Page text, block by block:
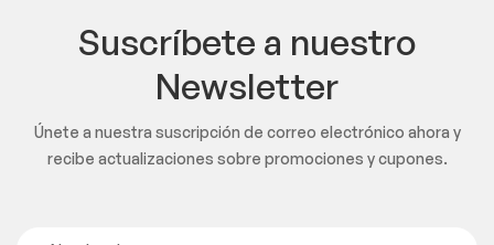
Suscríbete a nuestro
Newsletter
Únete a nuestra suscripción de correo electrónico ahora y
recibe actualizaciones sobre promociones y cupones.